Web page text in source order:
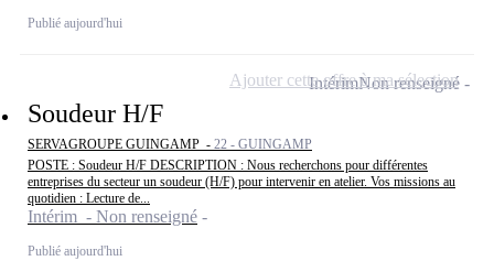
Publié aujourd'hui
Soudeur H/F
SERVAGROUPE GUINGAMP - 22 - GUINGAMP
POSTE : Soudeur H/F DESCRIPTION : Nous recherchons pour différentes
entreprises du secteur un soudeur (H/F) pour intervenir en atelier. Vos missions au
quotidien : Lecture de...
Intérim - Non renseigné
Publié aujourd'hui
IntérimNon renseigné
Ajouter cette offre à ma sélection